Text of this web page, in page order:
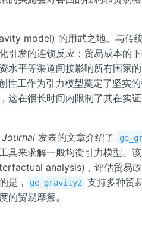
model) 的用武之地。与传
引发的连锁反应：贸易成本的
水平等渠道间接影响所有国家
工作为引力模型奠定了坚实的
这在很长时间内限制了其在实
发表的文章介绍了
具来求解一般均衡引力模型。
analysis)，评估贸易
是，
ge_gravity2
支持多种贸
的贸易摩擦。